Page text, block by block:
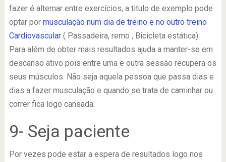
fazer é alternar entre exercícios, a titulo de exemplo pode
optar por musculação num dia de treino e no outro treino
Cardiovascular( Passadeira, remo , Bicicleta estática).
Para além de obter mais resultados ajuda a manter-se em
descanso ativo pois entre uma e outra sessão recupera os
seus músculos. Não seja aquela pessoa que passa dias e
dias a fazer musculação e quando se trata de caminhar ou
correr fica logo cansada.
9- Seja paciente
Por vezes pode estar a espera de resultados logo nos